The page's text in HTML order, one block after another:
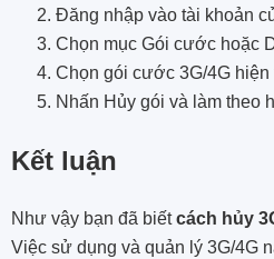
Đăng nhập vào tài khoản
Chọn mục Gói cước hoặc
Chọn gói cước 3G/4G hiện
Nhấn Hủy gói và làm theo
Kết luận
Như vậy bạn đã biếtcách hủy
Việc sử dụng và quản lý 3G/4G